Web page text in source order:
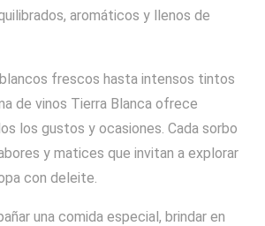
aromáticos y llenos de
frescos hasta intensos tintos
de vinos Tierra Blanca ofrece
los gustos y ocasiones. Cada sorbo
y matices que invitan a explorar
con deleite.
una comida especial, brindar en